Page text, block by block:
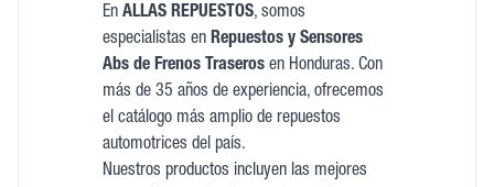
En ALLAS REPUESTOS, somos
especialistas en Repuestos y Sensores
Abs de Frenos Traserosen Honduras. Con
más de 35 años de experiencia, ofrecemos
el catálogo más amplio de repuestos
automotrices del país.
Nuestros productos incluyen las mejores